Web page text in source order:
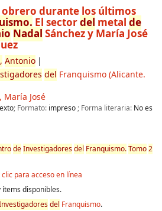
durante los últimos
El sectordel metal de
Nadal Sánchez y María José
Antonio
del Franquismo(Alicante.
José
; Formato: impreso ; Forma literaria: No es
deInvestigadoresdel Franquismo.Tomo2
clic para acceso en línea
ítems disponibles.
del Franquismo.